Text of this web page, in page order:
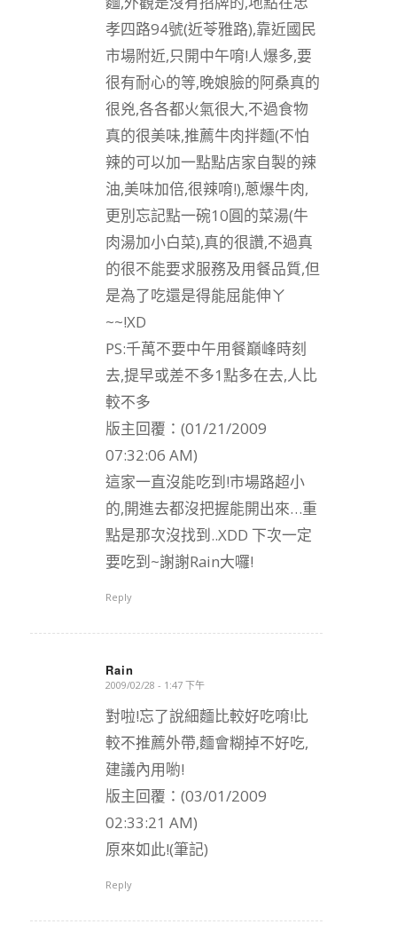
孝四路94號(近苓雅路),靠近國民
市場附近,只開中午唷!人爆多,要
很有耐心的等,晚娘臉的阿桑真的
很兇,各各都火氣很大,不過食物
真的很美味,推薦牛肉拌麵(不怕
辣的可以加一點點店家自製的辣
油,美味加倍,很辣唷!),蔥爆牛肉,
更別忘記點一碗10圓的菜湯(牛
肉湯加小白菜),真的很讚,不過真
的很不能要求服務及用餐品質,但
是為了吃還是得能屈能伸ㄚ
~~!XD
PS:千萬不要中午用餐巔峰時刻
去,提早或差不多1點多在去,人比
較不多
版主回覆：(01/21/2009
07:32:06 AM)
這家一直沒能吃到!市場路超小
的,開進去都沒把握能開出來…重
點是那次沒找到..XDD 下次一定
要吃到~謝謝Rain大囉!
Reply
Rain
says:
2009/02/28 - 1:47 下午
對啦!忘了說細麵比較好吃唷!比
較不推薦外帶,麵會糊掉不好吃,
建議內用喲!
版主回覆：(03/01/2009
02:33:21 AM)
原來如此!(筆記)
Reply